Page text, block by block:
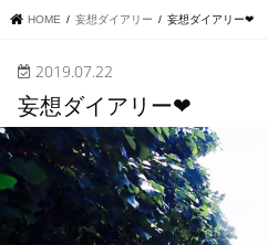
HOME 妄想ダイアリー 妄想ダイアリー❤︎
2019.07.22
妄想ダイアリー❤︎